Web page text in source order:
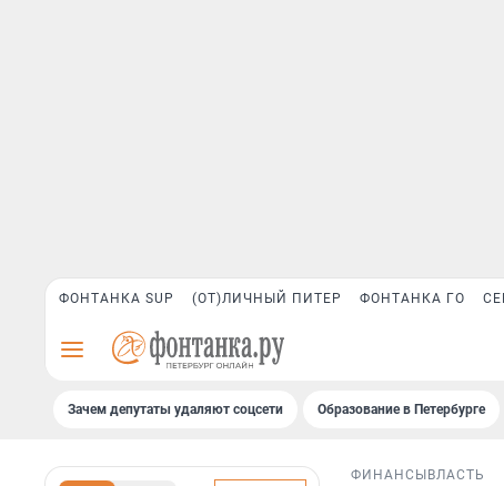
ФОНТАНКА SUP (ОТ)ЛИЧНЫЙ ПИТЕР ФОНТАНКА ГО
Зачем депутаты удаляют соцсети Образование в Петербурге
ФИНАНСЫ ВЛАСТЬ